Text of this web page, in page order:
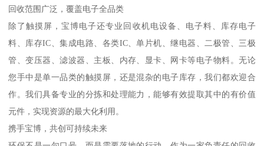
回收范围广泛，覆盖电子全品类
除了触摸屏，宝博电子还专业回收机电设备、电子料、库存电子
料、库存IC、集成电路、各类IC、单片机、继电器、二极管、三极
管、变压器、滤波器、主板、内存、显卡、网卡等电子物料。无论
您手中是单一品类的触摸屏，还是混杂的电子库存，我们都欢迎合
作。我们具备专业的分拣和处理能力，能够有效提取其中的有价值
元件，实现资源的最大化利用。
携手宝博，共创可持续未来